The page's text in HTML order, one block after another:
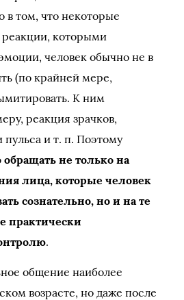
в том, что некоторые
которыми
человек обычно не в
(по крайней мере,
К ним
реакция зрачков,
пульса и т. п. Поэтому
не только на
лица, которые человек
сознательно, но и на те
практически
.
общение наиболее
возрасте, но даже после